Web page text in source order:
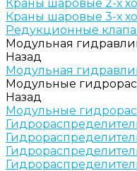
Краны шаровые 2-х
Краны шаровые 3-х
Редукционные
Модульная
Назад
Модульная
Модульные
Назад
Модульные